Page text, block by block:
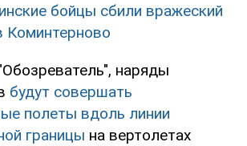
бойцы сбили вражеский
Коминтерново
наряды
будут совершать
полеты вдоль линии
границы на вертолетах